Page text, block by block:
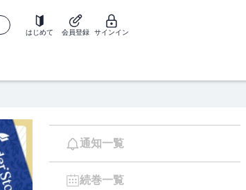
はじめて 会員登録 サインイン
通知一覧
続巻一覧